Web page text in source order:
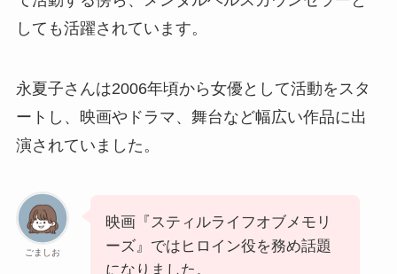
しても活躍されています。
永夏子さんは2006年頃から女優として活動をスタ
ートし、映画やドラマ、舞台など幅広い作品に出
演されていました。
ごましお
映画『スティルライフオブメモリ
ーズ』ではヒロイン役を務め話題
になりました。